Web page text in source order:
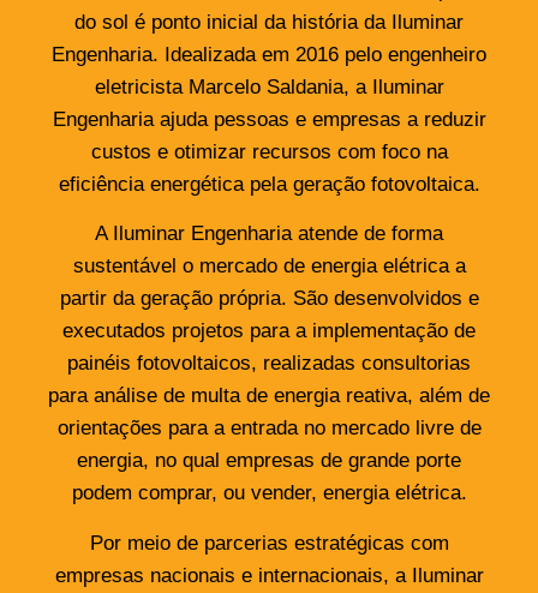
do sol é ponto inicial da história da Iluminar
Engenharia. Idealizada em 2016 pelo engenheiro
eletricista Marcelo Saldania, a Iluminar
Engenharia ajuda pessoas e empresas a reduzir
custos e otimizar recursos com foco na
eficiência energética pela geração fotovoltaica.
A Iluminar Engenharia atende de forma
sustentável o mercado de energia elétrica a
partir da geração própria. São desenvolvidos e
executados projetos para a implementação de
painéis fotovoltaicos, realizadas consultorias
para análise de multa de energia reativa, além de
orientações para a entrada no mercado livre de
energia, no qual empresas de grande porte
podem comprar, ou vender, energia elétrica.
Por meio de parcerias estratégicas com
empresas nacionais e internacionais, a Iluminar